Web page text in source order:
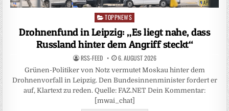
Posted
in
TOPPNEWS
Drohnenfund in Leipzig: „Es liegt nahe, dass
Russland hinter dem Angriff steckt“
RSS-FEED 6. AUGUST 2026
Grünen-Politiker von Notz vermutet Moskau hinter dem
Drohnenvorfall in Leipzig. Den Bundesinnenminister fordert er
auf, Klartext zu reden. Quelle: FAZ.NET Dein Kommentar:
[mwai_chat]